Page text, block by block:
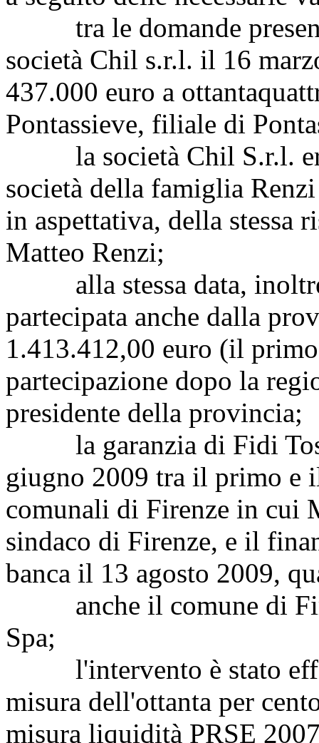
tra le domande
società Chil s.r.l. il 16
437.000 euro a
Pontassieve, filiale di
la società Chil S.r.l. era
società della famiglia
in aspettativa, della stessa
Matteo Renzi;
alla stessa data, inoltre,
partecipata anche dalla
1.413.412,00 euro (il
partecipazione dopo la
presidente della provincia;
la garanzia di Fidi
giugno 2009 tra il primo e
comunali di Firenze in cui
sindaco di Firenze, e il
banca il 13 agosto 2009,
anche il comune di
Spa;
l'intervento è stato
misura dell'ottanta per
misura liquidità PRSE